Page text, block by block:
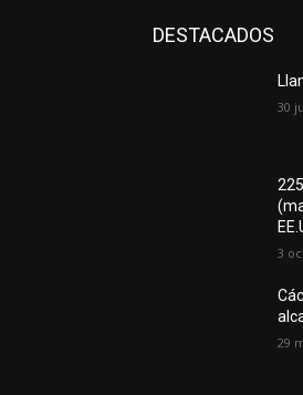
DESTACADOS
30
3
29